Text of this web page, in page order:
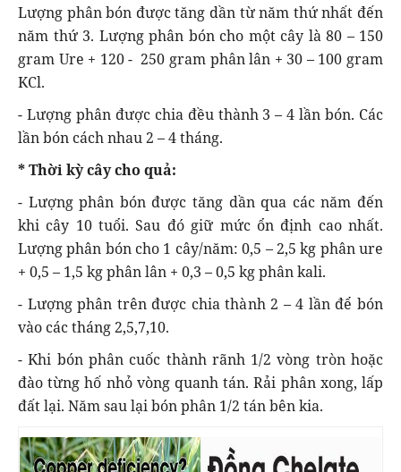
Lượng phân bón được tăng dần từ năm thứ nhất đến
năm thứ 3. Lượng phân bón cho một cây là 80 – 150
gram Ure + 120 - 250 gram phân lân + 30 – 100 gram
KCl.
- Lượng phân được chia đều thành 3 – 4 lần bón. Các
lần bón cách nhau 2 – 4 tháng.
* Thời kỳ cây cho quả:
- Lượng phân bón được tăng dần qua các năm đến
khi cây 10 tuổi. Sau đó giữ mức ổn định cao nhất.
Lượng phân bón cho 1 cây/năm: 0,5 – 2,5 kg phân ure
+ 0,5 – 1,5 kg phân lân + 0,3 – 0,5 kg phân kali.
- Lượng phân trên được chia thành 2 – 4 lần để bón
vào các tháng 2,5,7,10.
- Khi bón phân cuốc thành rãnh 1/2 vòng tròn hoặc
đào từng hố nhỏ vòng quanh tán. Rải phân xong, lấp
đất lại. Năm sau lại bón phân 1/2 tán bên kia.